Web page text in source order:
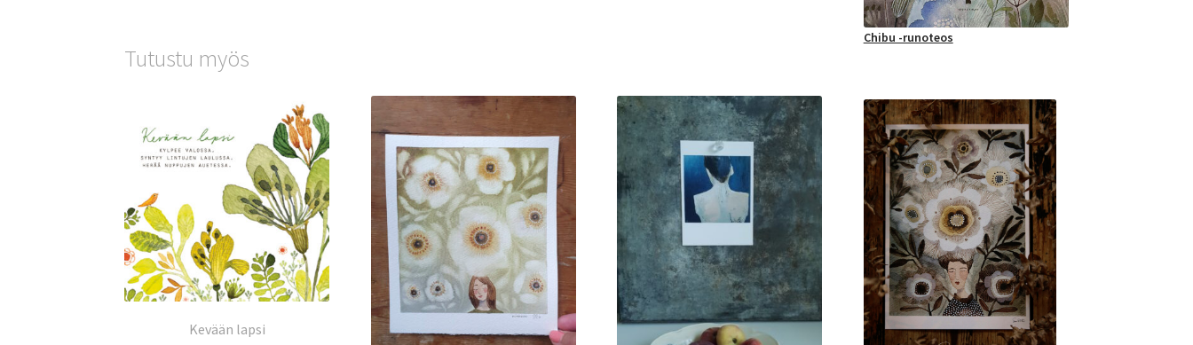
Tutustu myös
Kevään lapsi
Chibu -runoteos